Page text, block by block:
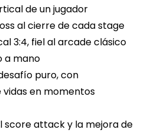
de un jugador
al cierre de cada stage
3:4, fiel al arcade clásico
a mano
puro, con
en momentos
score attack y la mejora de